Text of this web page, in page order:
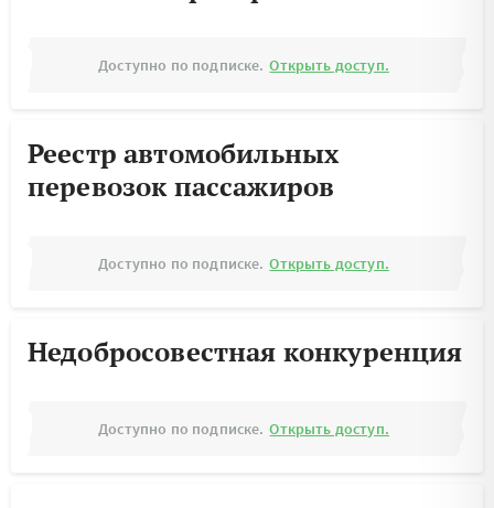
Доступно по подписке. Открыть доступ.
Реестр автомобильных
перевозок пассажиров
Доступно по подписке. Открыть доступ.
Недобросовестная конкуренция
Доступно по подписке. Открыть доступ.